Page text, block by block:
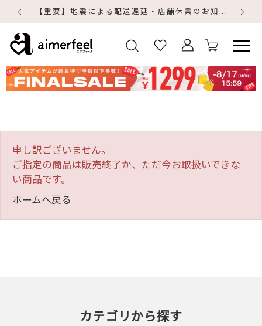
【重要】地震による配送遅延・店舗休業のお知らせ
申し訳ございません。
ご指定の商品は販売終了か、ただ今お取扱いできな
い商品です。
ホームへ戻る
カテゴリから探す